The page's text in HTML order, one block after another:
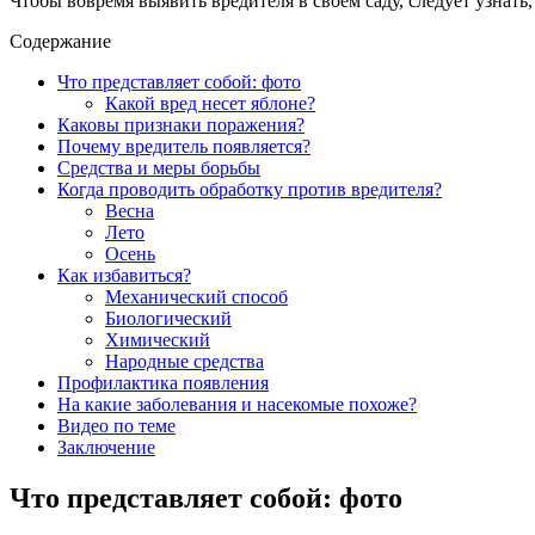
Содержание
Что представляет собой: фото
Какой вред несет яблоне?
Каковы признаки поражения?
Почему вредитель появляется?
Средства и меры борьбы
Когда проводить обработку против вредителя?
Весна
Лето
Осень
Как избавиться?
Механический способ
Биологический
Химический
Народные средства
Профилактика появления
На какие заболевания и насекомые похоже?
Видео по теме
Заключение
Что представляет собой: фото